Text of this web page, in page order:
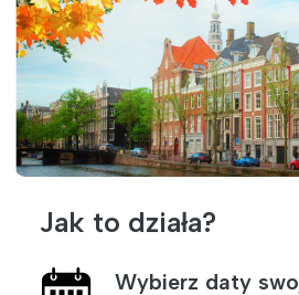
Jak to działa?
Wybierz daty